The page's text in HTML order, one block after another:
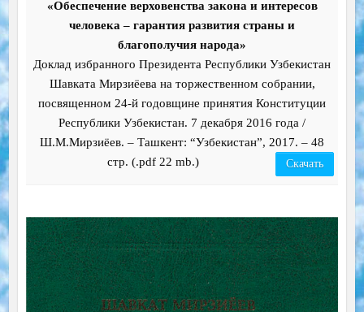
«Обеспечение верховенства закона и интересов
человека – гарантия развития страны и
благополучия народа»
Доклад избранного Президента Республики Узбекистан
Шавката Мирзиёева на торжественном собрании,
посвященном 24-й годовщине принятия Конституции
Республики Узбекистан. 7 декабря 2016 года /
Ш.М.Мирзиёев. – Ташкент: “Узбекистан”, 2017. – 48
стр. (.pdf 22 mb.)
Скачать